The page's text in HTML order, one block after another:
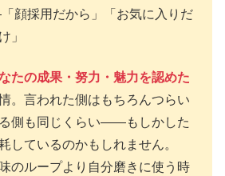
顔採用だから」「お気に入りだ
」
たの成果・努力・魅力を認めた
。言われた側はもちろんつらい
側も同じくらい——もしかした
ているのかもしれません。
のループより自分磨きに使う時